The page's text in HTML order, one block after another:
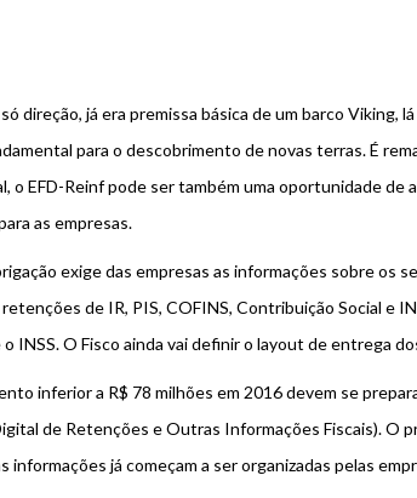
direção, já era premissa básica de um barco Viking,
para o descobrimento de novas terras. É
o EFD-Reinf pode ser também uma oportunidade de
as empresas.
exige das empresas as informações sobre os
de IR, PIS, COFINS, Contribuição Social e
INSS. O Fisco ainda vai definir o layout de entrega
inferior a R$ 78 milhões em 2016 devem se
de Retenções e Outras Informações Fiscais). O
informações já começam a ser organizadas pelas